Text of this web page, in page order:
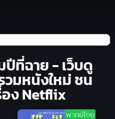
ที่ฉาย - เว็บดู
วมหนังใหม่ ชน
อง Netflix
พากย์ไทย